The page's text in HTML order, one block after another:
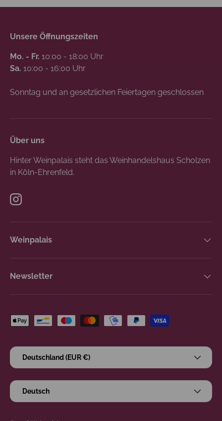
Unsere Öffnungszeiten
Mo. - Fr. 10:00 - 18:00 Uhr
Sa. 10:00 - 16:00 Uhr
Sonntag und an gesetzlichen Feiertagen geschlossen
Über uns
Hinter Weinpalais steht das Weinhandelshaus Scholzen
in Köln-Ehrenfeld.
Instagram
Weinpalais
Newsletter
Zahlungsmethoden
Land/Region
Deutschland (EUR €)
Sprache
Deutsch